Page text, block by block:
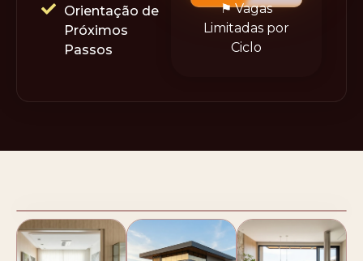
Orientação de
Próximos
Passos
⚑ Vagas
Limitadas por
Ciclo